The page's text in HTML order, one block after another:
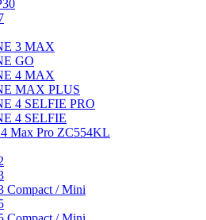
3 MAX
GO
4 MAX
MAX PLUS
4 SELFIE PRO
4 SELFIE
4 Max Pro ZC554KL
Compact / Mini